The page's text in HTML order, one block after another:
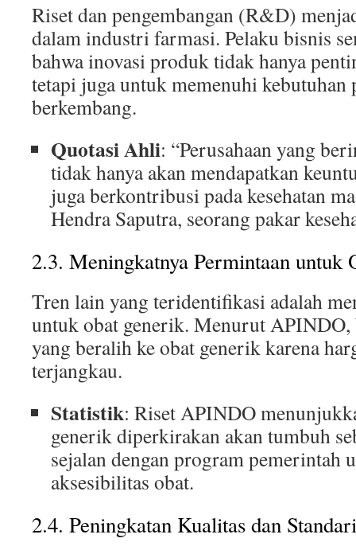
Riset dan pengembangan (R&D)
dalam industri farmasi. Pelaku bisnis
bahwa inovasi produk tidak hanya
tetapi juga untuk memenuhi kebutuhan
berkembang.
Quotasi Ahli: “Perusahaan yang
tidak hanya akan mendapatkan
juga berkontribusi pada kesehatan
Hendra Saputra, seorang pakar
2.3. Meningkatnya Permintaan untuk
Tren lain yang teridentifikasi adalah
untuk obat generik. Menurut APINDO,
yang beralih ke obat generik karena
terjangkau.
Statistik: Riset APINDO
generik diperkirakan akan tumbuh
sejalan dengan program pemerintah
aksesibilitas obat.
2.4. Peningkatan Kualitas dan